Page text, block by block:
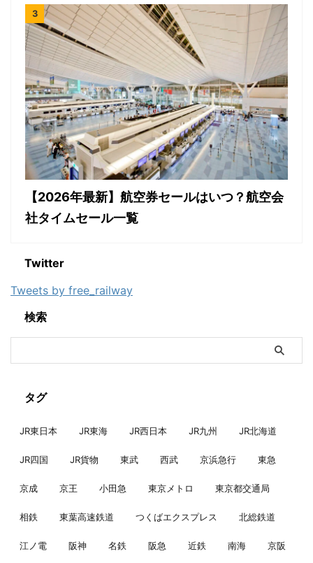
【2026年最新】航空券セールはいつ？航空会
社タイムセール一覧
Twitter
Tweets by free_railway
検索
タグ
JR東日本 JR東海 JR西日本 JR九州 JR北海道
JR四国 JR貨物 東武 西武 京浜急行 東急
京成 京王 小田急 東京メトロ 東京都交通局
相鉄 東葉高速鉄道 つくばエクスプレス 北総鉄道
江ノ電 阪神 名鉄 阪急 近鉄 南海 京阪